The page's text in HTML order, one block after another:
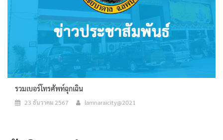
รวมเบอร์โทรศัพท์ฉุกเฉิน
23 ธันวาคม 2567 lamnaraicity@2021